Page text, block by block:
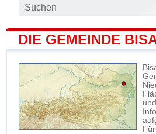
DIE GEMEINDE